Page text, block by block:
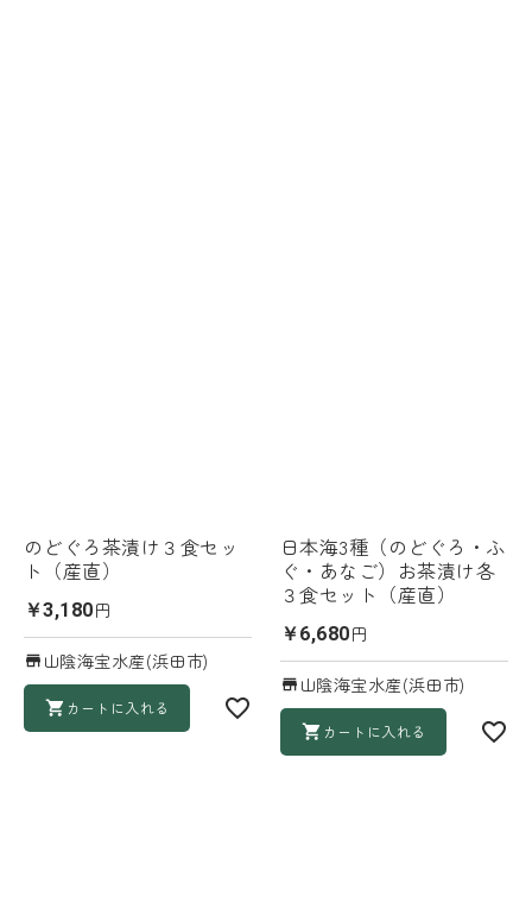
のどぐろ茶漬け３食セッ
ト（産直）
￥3,180円
山陰海宝水産(浜田市)
カートに入れる
日本海3種（のどぐろ・ふ
ぐ・あなご）お茶漬け各
３食セット（産直）
￥6,680円
山陰海宝水産(浜田市)
カートに入れる